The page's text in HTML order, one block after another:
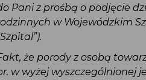
do Pani z prośbą o podjęcie
rodzinnych w Wojewódzkim
„Szpital”).
Fakt, że porody z osobą
br. w wyżej